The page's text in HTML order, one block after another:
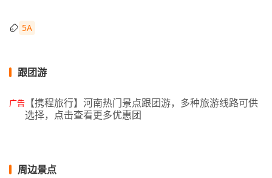
5A
跟团游
广告 【携程旅行】河南热门景点跟团游，多种旅游线路可供
选择，点击查看更多优惠团
周边景点